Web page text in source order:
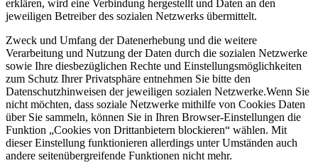
erklären, wird eine Verbindung hergestellt und Daten an den
jeweiligen Betreiber des sozialen Netzwerks übermittelt.
Zweck und Umfang der Datenerhebung und die weitere
Verarbeitung und Nutzung der Daten durch die sozialen Netzwerke
sowie Ihre diesbezüglichen Rechte und Einstellungsmöglichkeiten
zum Schutz Ihrer Privatsphäre entnehmen Sie bitte den
Datenschutzhinweisen der jeweiligen sozialen Netzwerke.Wenn Sie
nicht möchten, dass soziale Netzwerke mithilfe von Cookies Daten
über Sie sammeln, können Sie in Ihren Browser-Einstellungen die
Funktion „Cookies von Drittanbietern blockieren“ wählen. Mit
dieser Einstellung funktionieren allerdings unter Umständen auch
andere seitenübergreifende Funktionen nicht mehr.